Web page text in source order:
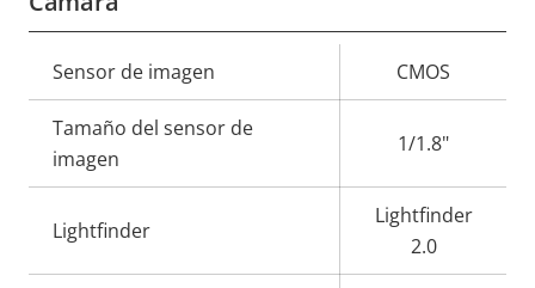
Descripción
de
propiedad
la
propiedad
Sensor de imagen CMOS
Tamaño del sensor de
imagen
1/1.8"
Lightfinder
Lightfinder
2.0